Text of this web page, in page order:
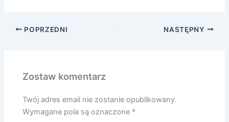
POPRZEDNI NASTĘPNY
Zostaw komentarz
Twój adres email nie zostanie opublikowany.
Wymagane pola są oznaczone *